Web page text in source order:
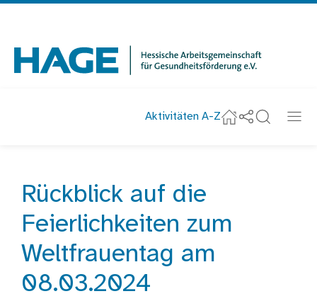
überspringen
Aktivitäten A-Z
Startseite
Social-Media
Suche
StartseiteAktuelles Rückblick auf die Feierlichkeiten zum
nachricht
Rückblick auf die
Feierlichkeiten zum
Weltfrauentag am
08.03.2024